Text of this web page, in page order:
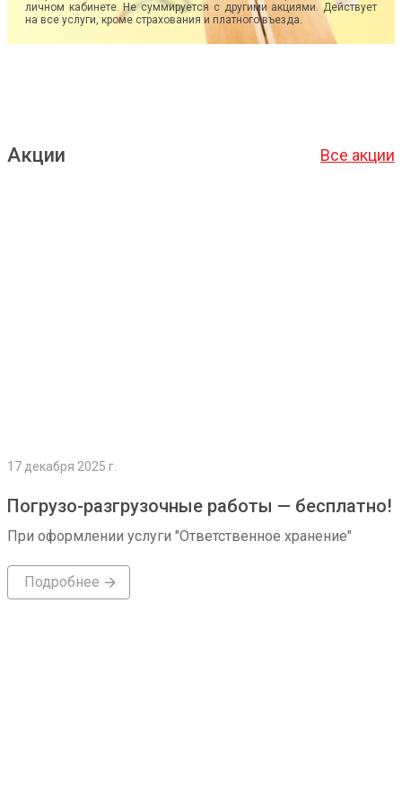
личном кабинете. Не суммируется с другими акциями. Действует
на все услуги, кроме страхования и платного въезда.
Акции Все акции
17 декабря 2025 г.
Погрузо-разгрузочные работы — бесплатно!
При оформлении услуги "Ответственное хранение"
Подробнее